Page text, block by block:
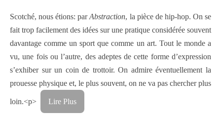
Scotché, nous étions: parAbstraction, la pièce de hip-hop. On se
fait trop facilement des idées sur une pratique considérée souvent
davantage comme un sport que comme un art. Tout le monde a
vu, une fois ou l’autre, des adeptes de cette forme d’expression
s’exhiber sur un coin de trottoir. On admire éventuellement la
prouesse physique et, le plus souvent, on ne va pas chercher plus
loin.<p> Lire Plus